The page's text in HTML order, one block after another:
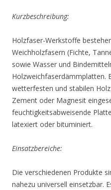
Kurzbeschreibung:
Holzfaser-Werkstoffe
Weichholzfasern (Fichte,
sowie Wasser und
Holzweichfaserdämmplatten.
wetterfesten und stabilen
Zement oder Magnesit
feuchtigkeitsabweisende
latexiert oder bituminiert.
Einsatzbereiche:
Die verschiedenen Produkte
nahezu universell einsetzbar.